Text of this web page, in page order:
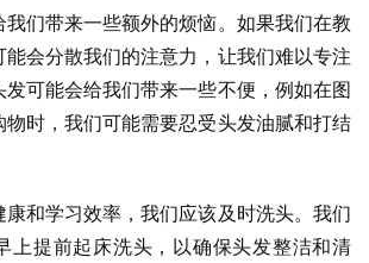
们带来一些额外的烦恼。如果我们在教
会分散我们的注意力，让我们难以专注
可能会给我们带来一些不便，例如在图
时，我们可能需要忍受头发油腻和打结
和学习效率，我们应该及时洗头。我们
上提前起床洗头，以确保头发整洁和清